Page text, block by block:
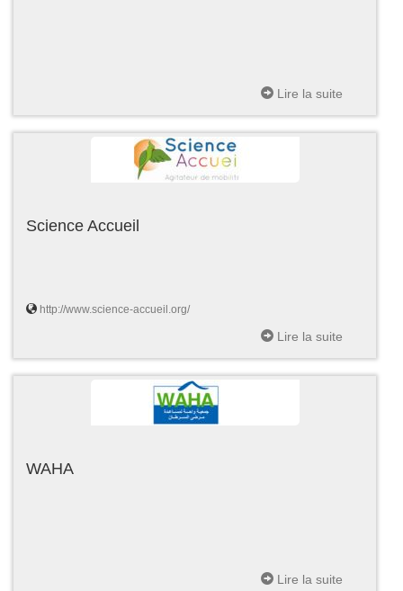
Lire la suite
Science Accueil
http://www.science-accueil.org/
Lire la suite
WAHA
Lire la suite